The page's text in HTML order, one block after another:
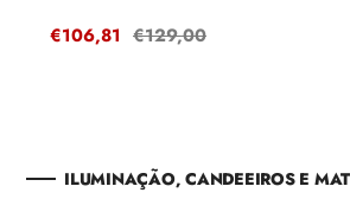
Preço
€106,81 Preço
€129,00
ILUMINAÇÃO, CANDEEIROS E